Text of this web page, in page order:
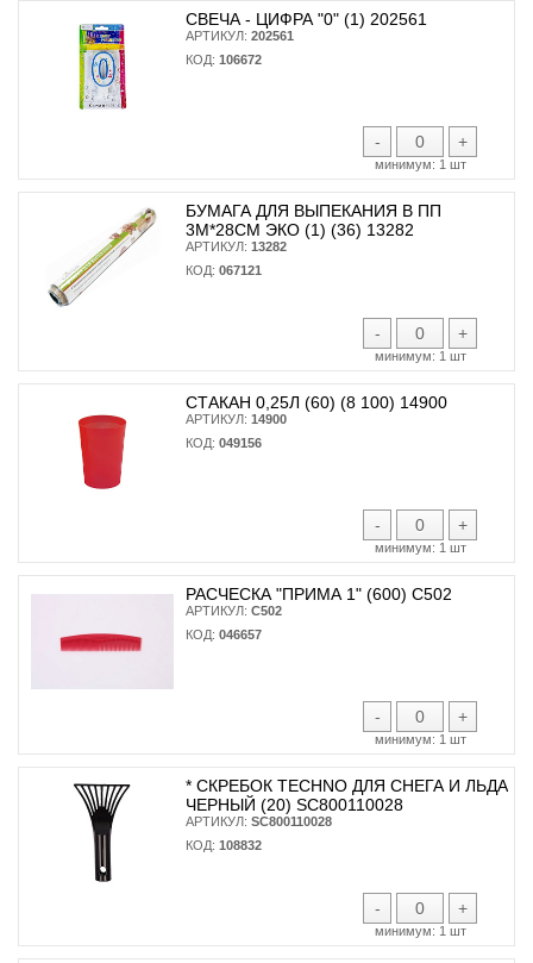
СВЕЧА - ЦИФРА "0" (1) 202561
АРТИКУЛ: 202561
КОД: 106672
- +
минимум: 1 шт
БУМАГА ДЛЯ ВЫПЕКАНИЯ В ПП
3М*28СМ ЭКО (1) (36) 13282
АРТИКУЛ: 13282
КОД: 067121
- +
минимум: 1 шт
СТАКАН 0,25Л (60) (8 100) 14900
АРТИКУЛ: 14900
КОД: 049156
- +
минимум: 1 шт
РАСЧЕСКА "ПРИМА 1" (600) С502
АРТИКУЛ: С502
КОД: 046657
- +
минимум: 1 шт
* CКРЕБОК TECHNO ДЛЯ СНЕГА И ЛЬДА
ЧЕРНЫЙ (20) SC800110028
АРТИКУЛ: SC800110028
КОД: 108832
- +
минимум: 1 шт